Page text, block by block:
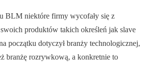
BLM niektóre firmy wycofały się z
produktów takich określeń jak slave
początku dotyczył branży technologicznej,
branżę rozrywkową, a konkretnie to